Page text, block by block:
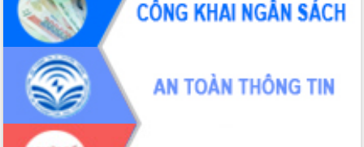
Hội thảo khoa học “Giải pháp thúc đẩy
phát triển nền kinh tế xanh tại tỉnh
Đắk Lắk”
Tăng cường giám sát, đôn đốc thực
hiện nhiệm vụ quản lý tài sản công
hàng tuần
Tháo gỡ những vướng mắc, đẩy mạnh
công tác cải cách thủ tục hành chính